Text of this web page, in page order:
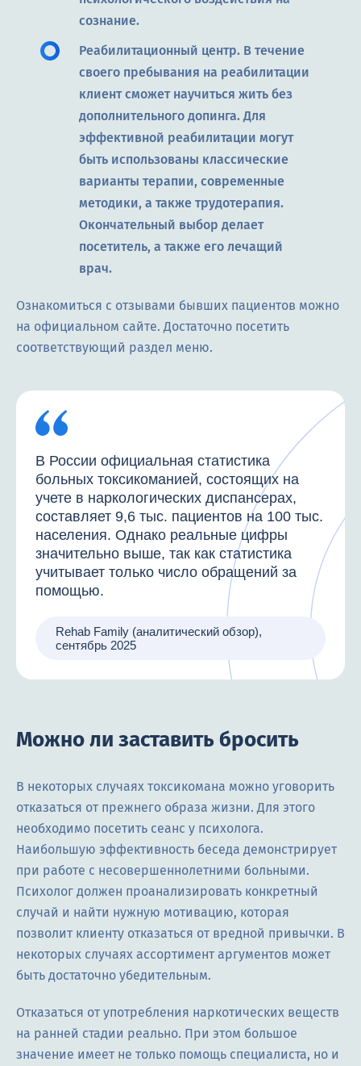
сознание.
Реабилитационный центр. В течение
своего пребывания на реабилитации
клиент сможет научиться жить без
дополнительного допинга. Для
эффективной реабилитации могут
быть использованы классические
варианты терапии, современные
методики, а также трудотерапия.
Окончательный выбор делает
посетитель, а также его лечащий
врач.
Ознакомиться с отзывами бывших пациентов можно
на официальном сайте. Достаточно посетить
соответствующий раздел меню.
В России официальная статистика
больных токсикоманией, состоящих на
учете в наркологических диспансерах,
составляет 9,6 тыс. пациентов на 100 тыс.
населения. Однако реальные цифры
значительно выше, так как статистика
учитывает только число обращений за
помощью.
Rehab Family (аналитический обзор),
сентябрь 2025
Можно ли заставить бросить
В некоторых случаях токсикомана можно уговорить
отказаться от прежнего образа жизни. Для этого
необходимо посетить сеанс у психолога.
Наибольшую эффективность беседа демонстрирует
при работе с несовершеннолетними больными.
Психолог должен проанализировать конкретный
случай и найти нужную мотивацию, которая
позволит клиенту отказаться от вредной привычки. В
некоторых случаях ассортимент аргументов может
быть достаточно убедительным.
Отказаться от употребления наркотических веществ
на ранней стадии реально. При этом большое
значение имеет не только помощь специалиста, но и